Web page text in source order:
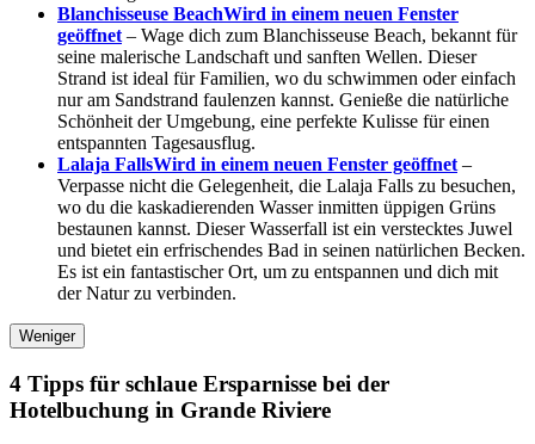
Blanchisseuse BeachWird in einem neuen Fenster
geöffnet – Wage dich zum Blanchisseuse Beach, bekannt für
seine malerische Landschaft und sanften Wellen. Dieser
Strand ist ideal für Familien, wo du schwimmen oder einfach
nur am Sandstrand faulenzen kannst. Genieße die natürliche
Schönheit der Umgebung, eine perfekte Kulisse für einen
entspannten Tagesausflug.
Lalaja FallsWird in einem neuen Fenster geöffnet –
Verpasse nicht die Gelegenheit, die Lalaja Falls zu besuchen,
wo du die kaskadierenden Wasser inmitten üppigen Grüns
bestaunen kannst. Dieser Wasserfall ist ein verstecktes Juwel
und bietet ein erfrischendes Bad in seinen natürlichen Becken.
Es ist ein fantastischer Ort, um zu entspannen und dich mit
der Natur zu verbinden.
Weniger
4 Tipps für schlaue Ersparnisse bei der
Hotelbuchung in Grande Riviere